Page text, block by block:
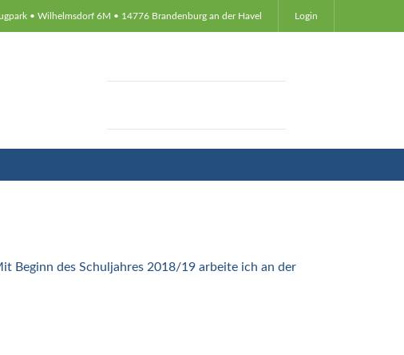
• Wilhelmsdorf 6M • 14776 Brandenburg an der Havel Login
Beginn des Schuljahres 2018/19 arbeite ich an der